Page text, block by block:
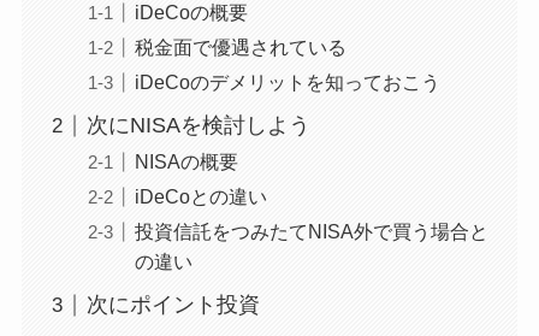
iDeCoの概要
税金面で優遇されている
iDeCoのデメリットを知っておこう
次にNISAを検討しよう
NISAの概要
iDeCoとの違い
投資信託をつみたてNISA外で買う場合と
の違い
次にポイント投資